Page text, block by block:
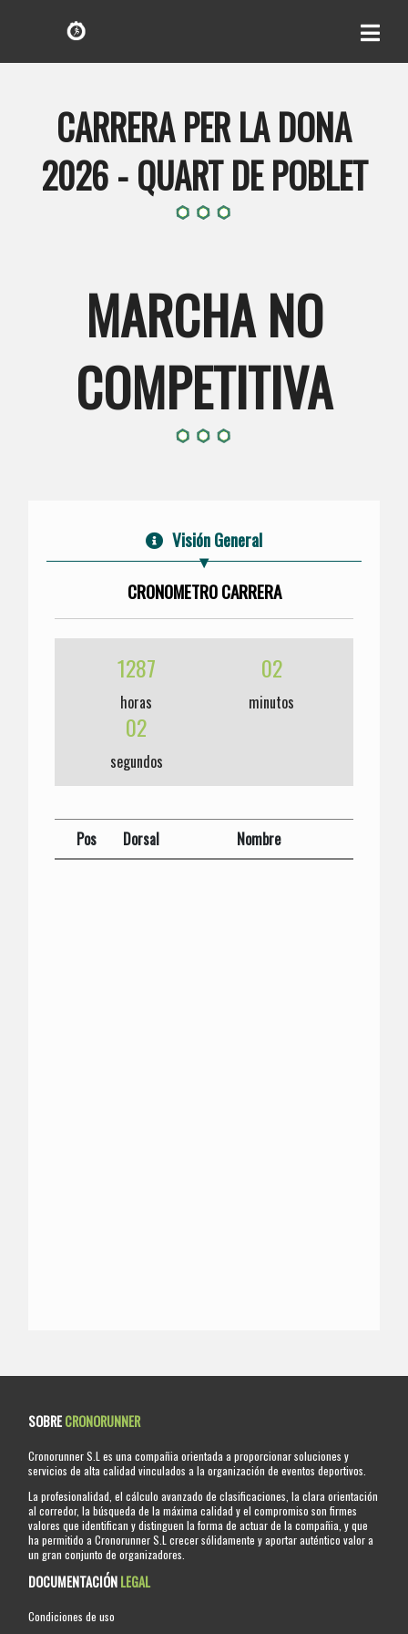
CARRERA PER LA DONA
2026 - QUART DE POBLET
MARCHA NO
COMPETITIVA
Visión General
CRONOMETRO CARRERA
1287
horas
02
minutos
02
segundos
Pos Dorsal Nombre
SOBRECRONORUNNER
Cronorunner S.L es una compañia orientada a proporcionar soluciones y
servicios de alta calidad vinculados a la organización de eventos deportivos.
La profesionalidad, el cálculo avanzado de clasificaciones, la clara orientación
al corredor, la búsqueda de la máxima calidad y el compromiso son firmes
valores que identifican y distinguen la forma de actuar de la compañia, y que
ha permitido a Cronorunner S.L crecer sólidamente y aportar auténtico valor a
un gran conjunto de organizadores.
DOCUMENTACIÓNLEGAL
Condiciones de uso